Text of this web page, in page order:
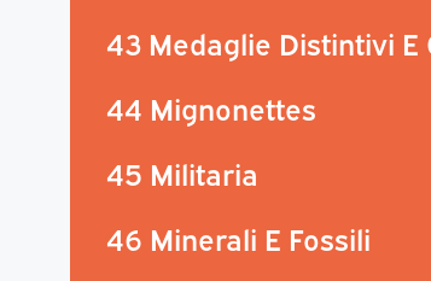
43 Medaglie Distintivi E
44 Mignonettes
45 Militaria
46 Minerali E Fossili